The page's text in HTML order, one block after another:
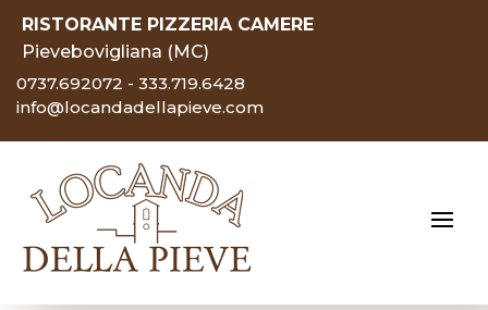
RISTORANTE PIZZERIA CAMERE
Pievebovigliana (MC)
0737.692072 - 333.719.6428
info@locandadellapieve.com